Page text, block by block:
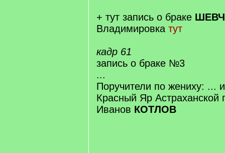
+ тут запись о браке
Владимировка тут
кадр 61
запись о браке №3
...
Поручители по жениху: ...
Красный Яр Астраханской
Иванов КОТЛОВ